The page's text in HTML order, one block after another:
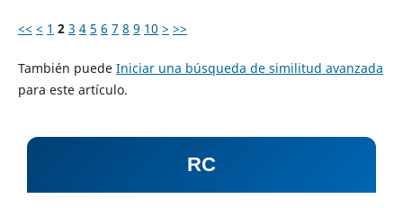
<< < 1 2 3 4 5 6 7 8 9 10 > >>
También puede Iniciar una búsqueda de similitud avanzada
para este artículo.
RC